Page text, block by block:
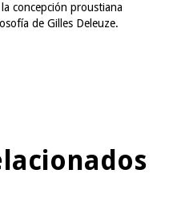
concepción proustiana
de Gilles Deleuze.